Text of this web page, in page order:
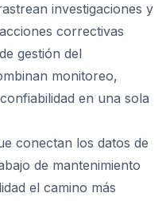
investigaciones y
correctivas
gestión del
monitoreo,
en una sola
conectan los datos de
de mantenimiento
el camino más